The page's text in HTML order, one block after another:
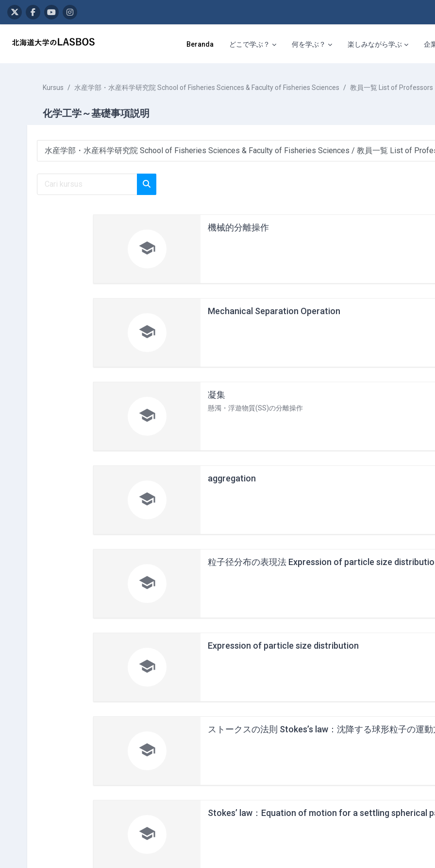
Beranda
どこで学ぶ？ 何を学ぶ？ 楽しみながら学ぶ 企
Kursus 水産学部・水産科学研究院 School of Fisheries Sciences & Faculty of Fisheries Sciences 教員一覧 List of Professors
化学工学～基礎事項説明
Kategori kursus
Cari kursus

機械的分離操作

Mechanical Separation Operation

凝集
懸濁・浮遊物質(SS)の分離操作

aggregation

粒子径分布の表現法 Expression of particle size

Expression of particle size distribution

ストークスの法則 Stokes’s law：沈降する球形粒子の運

Stokes’ law：Equation of motion for a settling spherical